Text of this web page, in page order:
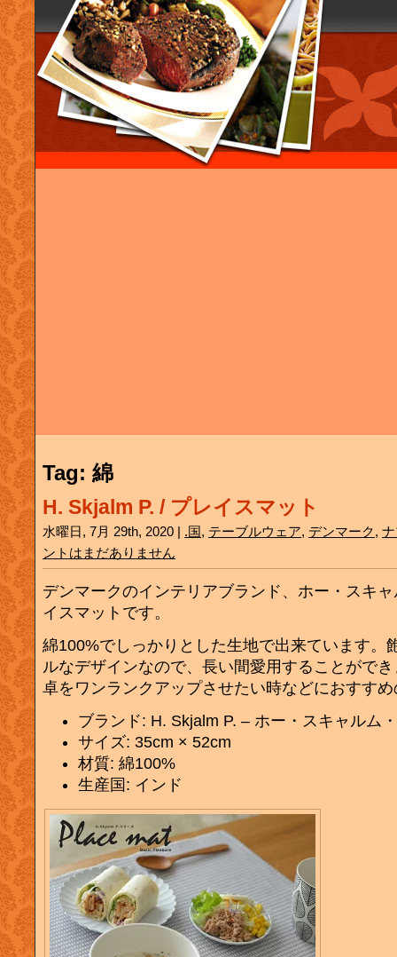
Tag: 綿
H. Skjalm P. / プレイスマット
水曜日, 7月 29th, 2020 | .国, テーブルウェア, デンマーク,
ントはまだありません
デンマークのインテリアブランド、ホー・スキ
イスマットです。
綿100%でしっかりとした生地で出来ています。
ルなデザインなので、長い間愛用することがで
卓をワンランクアップさせたい時などにおすす
ブランド: H. Skjalm P. – ホー・スキャルム
サイズ: 35cm × 52cm
材質: 綿100%
生産国: インド